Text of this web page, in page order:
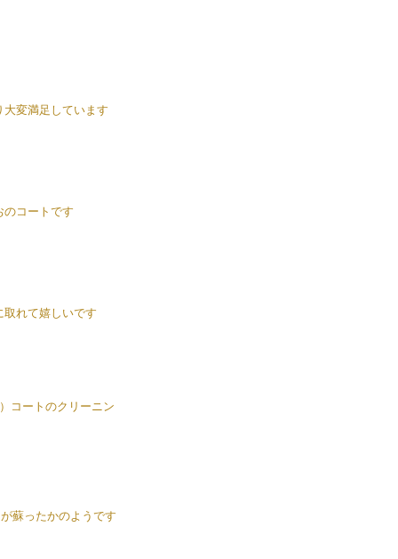
変満足しています
のコートです
取れて嬉しいです
コートのクリーニン
蘇ったかのようです